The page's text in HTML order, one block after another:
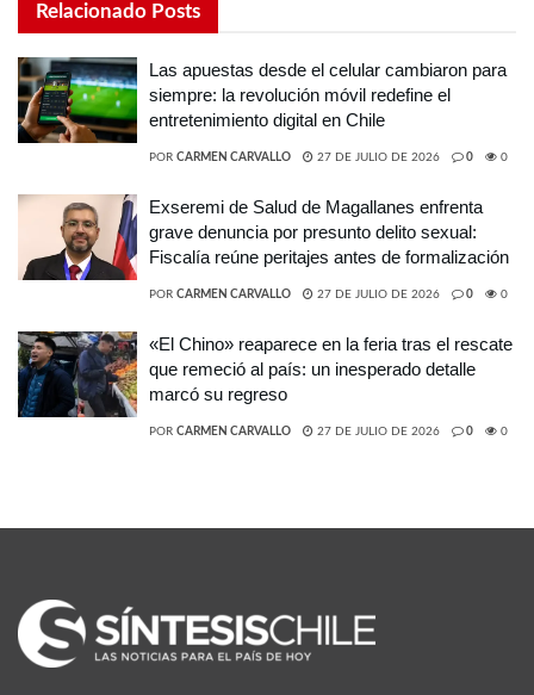
Relacionado Posts
Las apuestas desde el celular cambiaron para
siempre: la revolución móvil redefine el
entretenimiento digital en Chile
POR CARMEN CARVALLO 27 DE JULIO DE 2026 0 0
Exseremi de Salud de Magallanes enfrenta
grave denuncia por presunto delito sexual:
Fiscalía reúne peritajes antes de formalización
POR CARMEN CARVALLO 27 DE JULIO DE 2026 0 0
«El Chino» reaparece en la feria tras el rescate
que remeció al país: un inesperado detalle
marcó su regreso
POR CARMEN CARVALLO 27 DE JULIO DE 2026 0 0